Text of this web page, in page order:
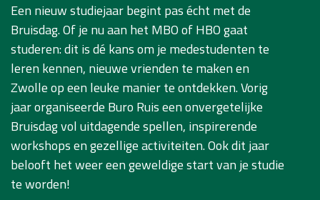
Een nieuw studiejaar begint pas écht met de
Bruisdag. Of je nu aan het MBO of HBO gaat
studeren: dit is dé kans om je medestudenten te
leren kennen, nieuwe vrienden te maken en
Zwolle op een leuke manier te ontdekken. Vorig
jaar organiseerde Buro Ruis een onvergetelijke
Bruisdag vol uitdagende spellen, inspirerende
workshops en gezellige activiteiten. Ook dit jaar
belooft het weer een geweldige start van je studie
te worden!